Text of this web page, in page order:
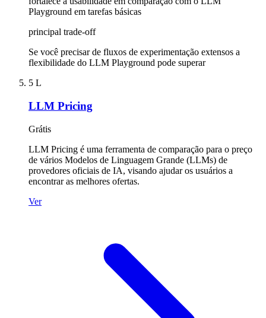
Playground em tarefas básicas
principal trade-off
Se você precisar de fluxos de experimentação extensos a
flexibilidade do LLM Playground pode superar
5 L
LLM Pricing
Grátis
LLM Pricing é uma ferramenta de comparação para o preço
de vários Modelos de Linguagem Grande (LLMs) de
provedores oficiais de IA, visando ajudar os usuários a
encontrar as melhores ofertas.
Ver